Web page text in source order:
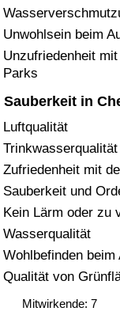
Unwohlsein beim
Unzufriedenheit
Parks
Sauberkeit in
Luftqualität
Zufriedenheit mit
Sauberkeit und
Kein Lärm oder zu
Wasserqualität
Wohlbefinden
Qualität von
Mitwirkende: 7
Verkehr